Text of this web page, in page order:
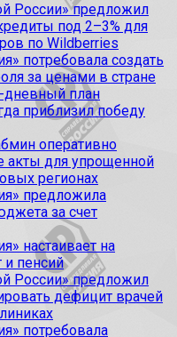
России» предложил
под 2–3% для
по Wildberries
потребовала создать
за ценами в стране
дневный план
приблизил победу
оперативно
акты для упрощенной
регионах
предложила
за счет
настаивает на
и пенсий
России» предложил
дефицит врачей
потребовала